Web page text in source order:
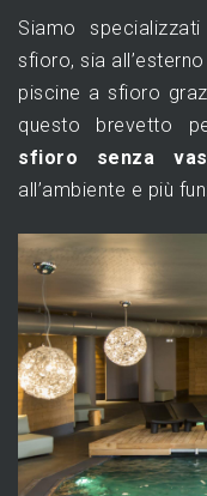
Siamo
sfioro, sia
piscine a sfioro
questo brevetto
sfioro senza
all’ambiente e più